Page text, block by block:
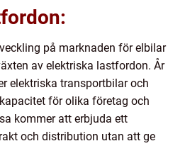
på marknaden för elbilar
av elektriska lastfordon. År
elektriska transportbilar och
för olika företag och
kommer att erbjuda ett
och distribution utan att ge